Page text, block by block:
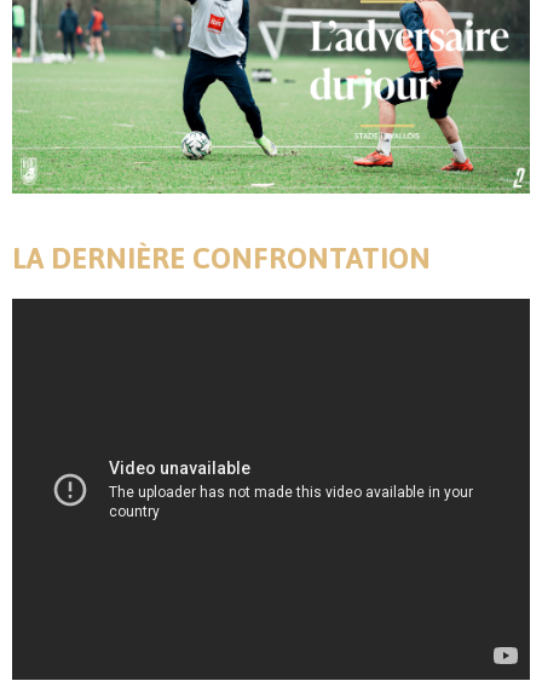
LA DERNIÈRE CONFRONTATION